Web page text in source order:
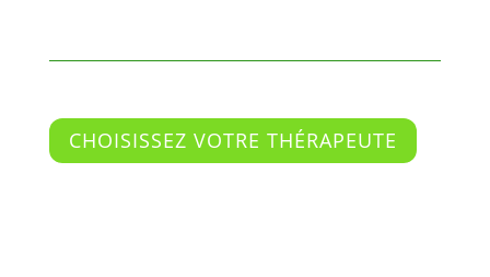
CHOISISSEZ VOTRE THÉRAPEUTE